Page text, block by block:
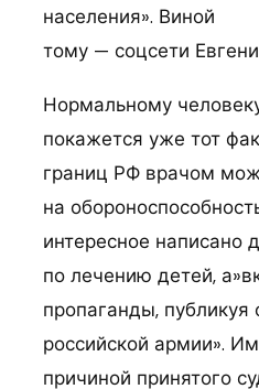
населения». Виной
тому — соцсети
Нормальному
покажется уже тот
границ РФ врачом
на
интересное написано
по лечению детей,
пропаганды, публикуя
российской армии».
причиной принятого